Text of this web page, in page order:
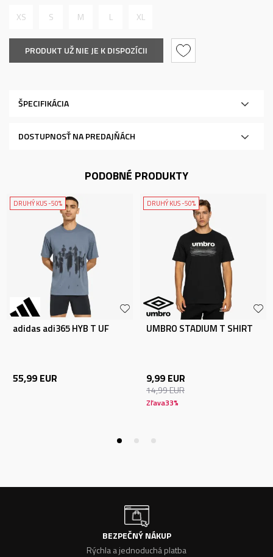
XS S M L XL
PRODUKT UŽ NIE JE K DISPOZÍCII
ŠPECIFIKÁCIA
DOSTUPNOSŤ NA PREDAJŇÁCH
PODOBNÉ PRODUKTY
DRUHÝ KUS -50%
adidas adi365 HYB T UF
55,99 EUR
DRUHÝ KUS -50%
UMBRO STADIUM T SHIRT
9,99 EUR
14,99EUR
Zľava33%
BEZPEČNÝ NÁKUP
Rýchla a jednoduchá platba